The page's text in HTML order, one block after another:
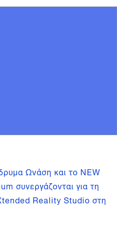
Ωνάση και το NEW
συνεργάζονται για τη
Reality Studio στη